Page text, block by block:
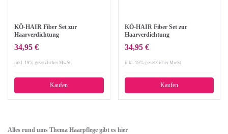
KÖ-HAIR Fiber Set zur
Haarverdichtung
34,95 €
inkl. 19% gesetzlicher MwSt.
Kaufen
KÖ-HAIR Fiber Set zur
Haarverdichtung
34,95 €
inkl. 19% gesetzlicher MwSt.
Kaufen
Alles rund ums Thema Haarpflege gibt es hier